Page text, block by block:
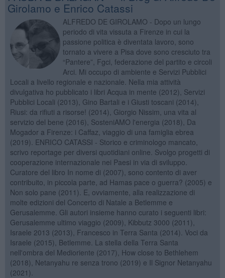
Girolamo e Enrico Catassi
ALFREDO DE GIROLAMO - Dopo un lungo
periodo di vita vissuta a Firenze in cui la
passione politica è diventata lavoro, sono
tornato a vivere a Pisa dove sono cresciuto tra
“Pantere”, Fgci, federazione del partito e circoli
Arci. Mi occupo di ambiente e Servizi Pubblici
Locali a livello regionale e nazionale. Nella mia attività
divulgativa ho pubblicato i libri Acqua in mente (2012), Servizi
Pubblici Locali (2013), Gino Bartali e i Giusti toscani (2014),
Riusi: da rifiuti a risorse! (2014), Giorgio Nissim, una vita al
servizio del bene (2016), SosteniAMO l'energia (2018), Da
Mogador a Firenze: i Caffaz, viaggio di una famiglia ebrea
(2019). ENRICO CATASSI - Storico e criminologo mancato,
scrivo reportage per diversi quotidiani online. Svolgo progetti di
cooperazione internazionale nei Paesi in via di sviluppo.
Curatore del libro In nome di (2007), sono contento di aver
contribuito, in piccola parte, ad Hamas pace o guerra? (2005) e
Non solo pane (2011). E, ovviamente, alla realizzazione di
molte edizioni del Concerto di Natale a Betlemme e
Gerusalemme. Gli autori insieme hanno curato i seguenti libri:
Gerusalemme ultimo viaggio (2009), Kibbutz 3000 (2011),
Israele 2013 (2013), Francesco in Terra Santa (2014). Voci da
Israele (2015), Betlemme. La stella della Terra Santa
nell'ombra del Medioriente (2017), How close to Bethlehem
(2018), Netanyahu re senza trono (2019) e Il Signor Netanyahu
(2021).